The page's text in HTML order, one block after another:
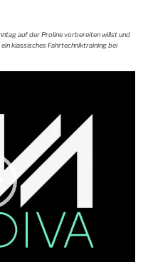
auf der Proline vorbereiten willst und
klassisches Fahrtechniktraining bei